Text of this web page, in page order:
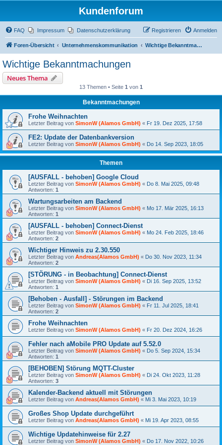
Kundenforum
FAQ Impressum Datenschutzerklärung Anmelden
Registrieren
Foren-Übersicht Unternehmenskommunikation Wichtige Bekanntmachungen
Wichtige Bekanntmachungen
Neues Thema
13 Themen • Seite 1 von 1
Bekanntmachungen
Frohe Weihnachten
Letzter Beitrag von SimonW (Alamos GmbH) « Fr 19. Dez 2025, 17:58
FE2: Update der Datenbankversion
Letzter Beitrag von SimonW (Alamos GmbH) « Do 14. Sep 2023, 18:05
Themen
[AUSFALL - behoben] Google Cloud
Letzter Beitrag von SimonW (Alamos GmbH) « Do 8. Mai 2025, 09:48
Antworten: 1
Wartungsarbeiten am Backend
Letzter Beitrag von SimonW (Alamos GmbH) « Mo 17. Mär 2025, 16:13
Antworten: 1
[AUSFALL - behoben] Connect-Dienst
Letzter Beitrag von SimonW (Alamos GmbH) « Mo 24. Feb 2025, 18:46
Antworten: 2
Wichtiger Hinweis zu 2.30.550
Letzter Beitrag von Andreas(Alamos GmbH) « Do 30. Nov 2023, 11:34
Antworten: 2
[STÖRUNG - in Beobachtung] Connect-Dienst
Letzter Beitrag von SimonW (Alamos GmbH) « Di 16. Sep 2025, 13:52
Antworten: 1
[Behoben - Ausfall] - Störungen im Backend
Letzter Beitrag von SimonW (Alamos GmbH) « Fr 11. Jul 2025, 18:41
Antworten: 2
Frohe Weihnachten
Letzter Beitrag von SimonW (Alamos GmbH) « Fr 20. Dez 2024, 16:26
Fehler nach aMobile PRO Update auf 5.52.0
Letzter Beitrag von SimonW (Alamos GmbH) « Do 5. Sep 2024, 15:34
Antworten: 1
[BEHOBEN] Störung MQTT-Cluster
Letzter Beitrag von SimonW (Alamos GmbH) « Di 24. Okt 2023, 11:28
Antworten: 3
Kalender-Backend aktuell mit Störungen
Letzter Beitrag von Andreas(Alamos GmbH) « Mi 3. Mai 2023, 10:19
Großes Shop Update durchgeführt
Letzter Beitrag von Andreas(Alamos GmbH) « Mi 19. Apr 2023, 08:55
Wichtige Updatehinweise für 2.27
Letzter Beitrag von SimonW (Alamos GmbH) « Do 17. Nov 2022, 10:26